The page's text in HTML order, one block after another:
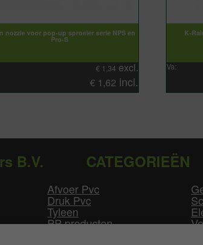
nozzle voor pop-up sproeier serie NPS en
Pro-S
€ 1,34 excl.
€ 1,62 incl.
K-
Va:
B.V. CATEGORIEËN
Afvoer Pvc
Druk Pvc
Tyleen
PP producten